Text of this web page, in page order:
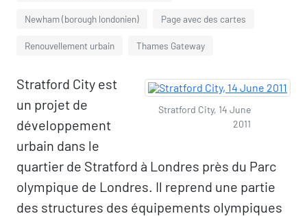
Newham (borough londonien) Page avec des cartes
Renouvellement urbain Thames Gateway
Stratford City, 14 June
2011
Stratford City est
un projet de
développement
urbain dans le
quartier de Stratford à Londres près du Parc
olympique de Londres. Il reprend une partie
des structures des équipements olympiques